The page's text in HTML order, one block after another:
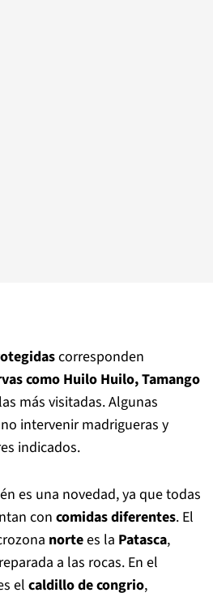
corresponden
como Huilo Huilo, Tamango
más visitadas. Algunas
intervenir madrigueras y
indicados.
es una novedad, ya que todas
con comidas diferentes. El
nortees la Patasca,
a las rocas. En el
elcaldillo de congrio,